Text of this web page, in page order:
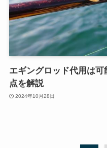
エギングロッド代用は
点を解説
2024年10月28日